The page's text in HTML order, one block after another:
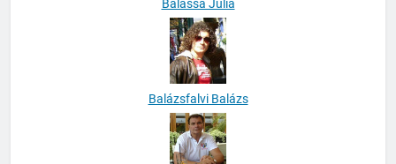
Balassa Júlia
Balázsfalvi Balázs